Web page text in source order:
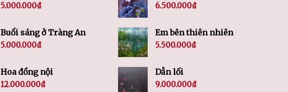
5.000.000₫
Buổi sáng ở Tràng An
5.000.000₫
Hoa đồng nội
12.000.000₫
6.500.000₫
Em bên thiên nhiên
5.500.000₫
Dẫn lối
9.000.000₫